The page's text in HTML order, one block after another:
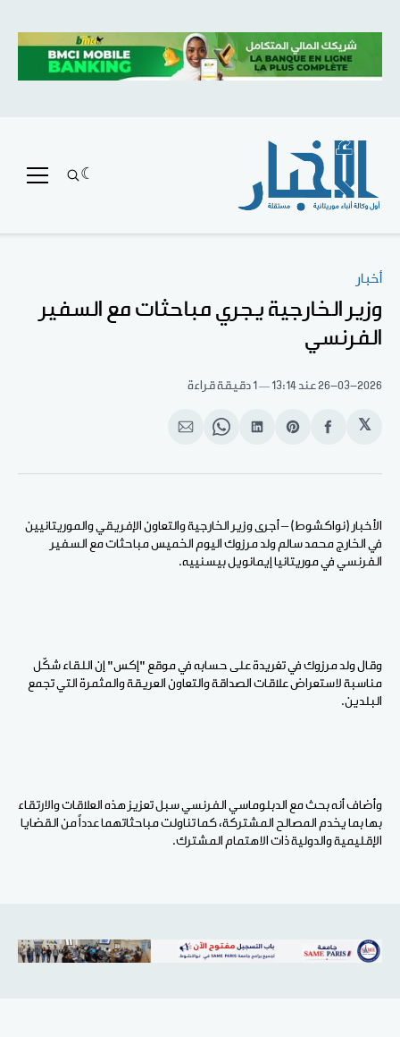
أخبار
وزير الخارجية يجري مباحثات مع السفير
الفرنسي
26-03-2026عند 13:14 1 دقيقة قراءة
𝕏
انشر
الفيسبوك
Share
Pinterest
انشر
لينكد
Share
WhatsApp
انشر
الإيميل
الأخبار (نواكشوط) – أجرى وزير الخارجية والتعاون الإفريقي والموريتانيين
في الخارج محمد سالم ولد مرزوك اليوم الخميس مباحثات مع السفير
الفرنسي في موريتانيا إيمانويل بيسنييه.
وقال ولد مرزوك في تغريدة على حسابه في موقع "إكس" إن اللقاء شكّل
مناسبة لاستعراض علاقات الصداقة والتعاون العريقة والمثمرة التي تجمع
البلدين.
وأضاف أنه بحث مع الدبلوماسي الفرنسي سبل تعزيز هذه العلاقات والارتقاء
بها بما يخدم المصالح المشتركة، كما تناولت مباحثاتهما عدداً من القضايا
الإقليمية والدولية ذات الاهتمام المشترك.